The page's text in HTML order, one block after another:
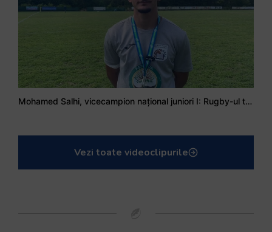
Mohamed Salhi, vicecampion național juniori I: Rugby-ul te învață să accepți și înfrângerile
Vezi toate videoclipurile